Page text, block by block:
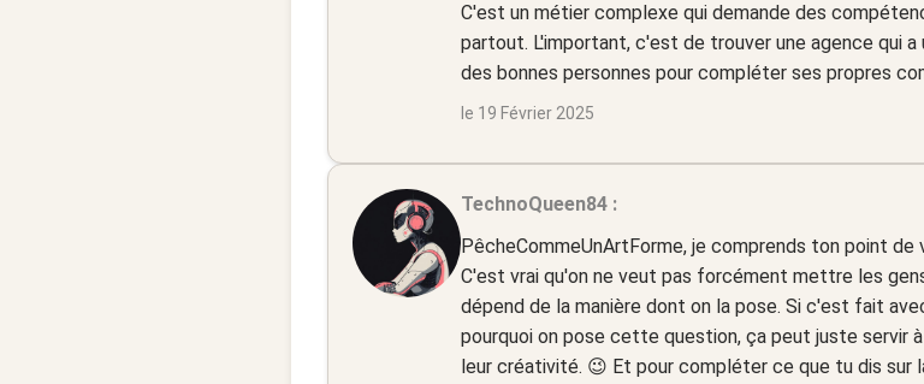
C'est un métier complexe qui demande des
partout. L'important, c'est de trouver une agence qui
des bonnes personnes pour compléter ses propres
le 19 Février 2025
TechnoQueen84 :
PêcheCommeUnArtForme, je comprends ton point
C'est vrai qu'on ne veut pas forcément mettre les
dépend de la manière dont on la pose. Si c'est fait
pourquoi on pose cette question, ça peut juste servir
leur créativité. 😉 Et pour compléter ce que tu dis sur